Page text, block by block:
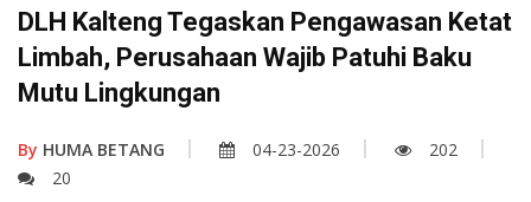
DLH Kalteng Tegaskan Pengawasan Ketat
Limbah, Perusahaan Wajib Patuhi Baku
Mutu Lingkungan
By HUMA BETANG 04-23-2026
202
20